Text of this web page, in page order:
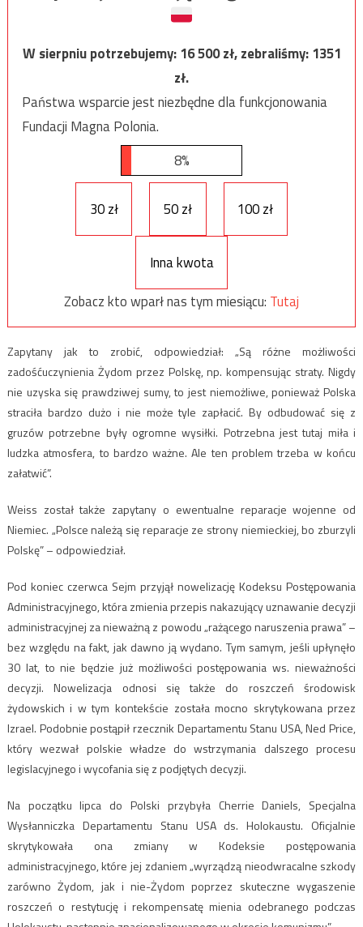
W sierpniu potrzebujemy:16 500zł, zebraliśmy:1351
zł.
Państwa wsparcie jest niezbędne dla funkcjonowania
Fundacji Magna Polonia.
8%
30 zł 50 zł 100 zł
Inna kwota
Zobacz kto wparł nas tym miesiącu: Tutaj
Zapytany jak to zrobić, odpowiedział: „Są różne możliwości
zadośćuczynienia Żydom przez Polskę, np. kompensując straty. Nigdy
nie uzyska się prawdziwej sumy, to jest niemożliwe, ponieważ Polska
straciła bardzo dużo i nie może tyle zapłacić. By odbudować się z
gruzów potrzebne były ogromne wysiłki. Potrzebna jest tutaj miła i
ludzka atmosfera, to bardzo ważne. Ale ten problem trzeba w końcu
załatwić”.
Weiss został także zapytany o ewentualne reparacje wojenne od
Niemiec. „Polsce należą się reparacje ze strony niemieckiej, bo zburzyli
Polskę” – odpowiedział.
Pod koniec czerwca Sejm przyjął nowelizację Kodeksu Postępowania
Administracyjnego, która zmienia przepis nakazujący uznawanie decyzji
administracyjnej za nieważną z powodu „rażącego naruszenia prawa” –
bez względu na fakt, jak dawno ją wydano. Tym samym, jeśli upłynęło
30 lat, to nie będzie już możliwości postępowania ws. nieważności
decyzji. Nowelizacja odnosi się także do roszczeń środowisk
żydowskich i w tym kontekście została mocno skrytykowana przez
Izrael. Podobnie postąpił rzecznik Departamentu Stanu USA, Ned Price,
który wezwał polskie władze do wstrzymania dalszego procesu
legislacyjnego i wycofania się z podjętych decyzji.
Na początku lipca do Polski przybyła Cherrie Daniels, Specjalna
Wysłanniczka Departamentu Stanu USA ds. Holokaustu. Oficjalnie
skrytykowała ona zmiany w Kodeksie postępowania
administracyjnego, które jej zdaniem „wyrządzą nieodwracalne szkody
zarówno Żydom, jak i nie-Żydom poprzez skuteczne wygaszenie
roszczeń o restytucję i rekompensatę mienia odebranego podczas